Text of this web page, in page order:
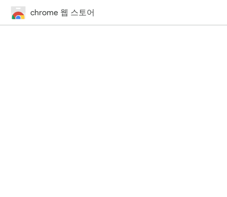
chrome 웹 스토어